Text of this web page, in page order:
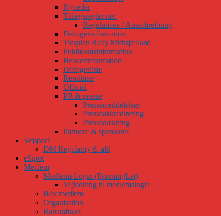
Nyheder
Tillægsregler mv.
Regulations / Ausschreibung
Deltagerinformation
Tidsplan Rally Midtsjælland
Publikumsinformation
Beboerinformation
Deltagerliste
Resultater
Official
PR & presse
Pressemeddelelser
Presseakkreditering
Pressedækning
Partnere & sponsorer
Vejsport
DM Regularity 6. afd
eSport
Medlem
Medlems Login (ForeningLet)
Vejledning til medlemslogin
Bliv medlem
Organisation
Rabataftaler